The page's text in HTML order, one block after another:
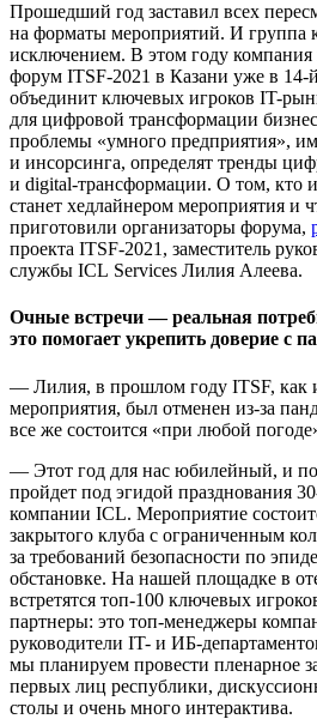
Прошедший год заставил всех
на форматы мероприятий. И группа
исключением. В этом году компания
форум ITSF-2021 в Казани уже в 14-
объединит ключевых игроков IT-
для цифровой трансформации
проблемы «умного предприятия»,
и инсорсинга, определят тренды
и digital-трансформации. О том, кто
станет хедлайнером мероприятия и
приготовили организаторы форума,
проекта ITSF-2021, заместитель
службы ICL Services Лилия Алеева.
Очные встречи — реальная
это помогает укрепить доверие с
— Лилия, в прошлом году ITSF, как
мероприятия, был отменен из-за
все же состоится «при любой
— Этот год для нас юбилейный, и
пройдет под эгидой празднования
компании ICL. Мероприятие
закрытого клуба с ограниченным
за требований безопасности по
обстановке. На нашей площадке в
встретятся топ-100 ключевых
партнеры: это топ-менеджеры
руководители IT- и ИБ-
мы планируем провести пленарное
первых лиц республики,
столы и очень много интерактива.